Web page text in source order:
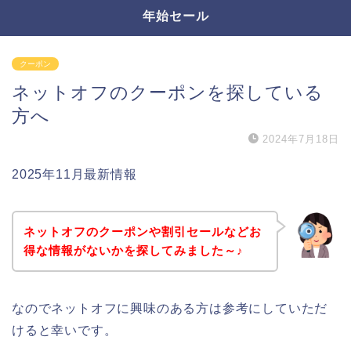
年始セール
クーポン
ネットオフのクーポンを探している
方へ
2024年7月18日
2025年11月最新情報
ネットオフのクーポンや割引セールなどお
得な情報がないかを探してみました～♪
なのでネットオフに興味のある方は参考にしていただ
けると幸いです。